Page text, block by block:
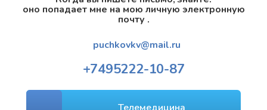
оно попадает мне на мою личную электронную
почту .
puchkovkv@mail.ru
+7495222-10-87